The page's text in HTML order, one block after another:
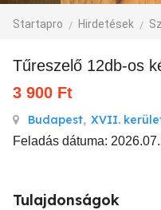
Startapro Hirdetések
Tűreszelő 12db-os
3 900 Ft
Budapest, XVII.
Feladás dátuma:
Tulajdonságok